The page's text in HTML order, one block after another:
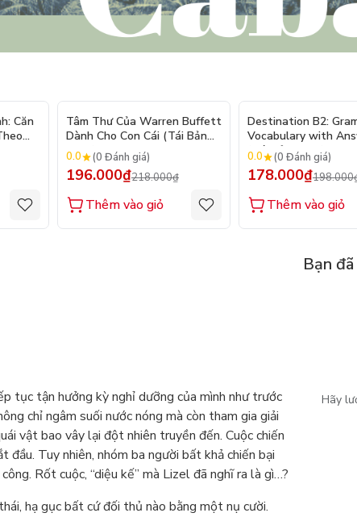
Căn
- 10%
Tâm Thư Của Warren Buffett
Dành Cho Con Cái (Tái Bản
2026)
0.0 (0 Đánh giá)
196.000₫218.000₫
Thêm vào giỏ
Destination B2:
Vocabulary with
(Tái Bản 2025)
0.0 (0 Đánh giá)
178.000₫
Thêm vào giỏ
tục tận hưởng kỳ nghỉ dưỡng của mình như trước
chỉ ngâm suối nước nóng mà còn tham gia giải
vật bao vây lại đột nhiên truyền đến. Cuộc chiến
Tuy nhiên, nhóm ba người bất khả chiến bại
Rốt cuộc, “diệu kế” mà Lizel đã nghĩ ra là gì…?
hạ gục bất cứ đối thủ nào bằng một nụ cười.
Bạn
Hãy